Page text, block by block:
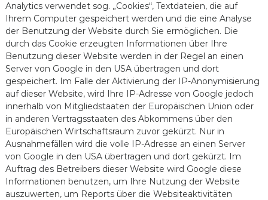
Analytics verwendet sog. „Cookies“, Textdateien, die auf
Ihrem Computer gespeichert werden und die eine Analyse
der Benutzung der Website durch Sie ermöglichen. Die
durch das Cookie erzeugten Informationen über Ihre
Benutzung dieser Website werden in der Regel an einen
Server von Google in den USA übertragen und dort
gespeichert. Im Falle der Aktivierung der IP-Anonymisierung
auf dieser Website, wird Ihre IP-Adresse von Google jedoch
innerhalb von Mitgliedstaaten der Europäischen Union oder
in anderen Vertragsstaaten des Abkommens über den
Europäischen Wirtschaftsraum zuvor gekürzt. Nur in
Ausnahmefällen wird die volle IP-Adresse an einen Server
von Google in den USA übertragen und dort gekürzt. Im
Auftrag des Betreibers dieser Website wird Google diese
Informationen benutzen, um Ihre Nutzung der Website
auszuwerten, um Reports über die Websiteaktivitäten